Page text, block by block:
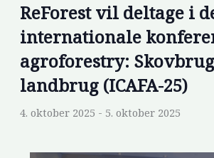
ReForest vil deltage i
internationale
agroforestry:
landbrug (ICAFA-25)
4. oktober 2025 - 5. oktober 2025